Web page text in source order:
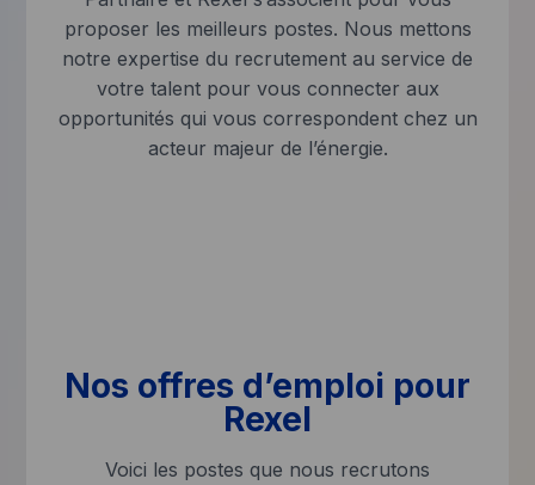
proposer les meilleurs postes. Nous mettons
notre expertise du recrutement au service de
votre talent pour vous connecter aux
opportunités qui vous correspondent chez un
acteur majeur de l’énergie.
Nos offres d’emploi pour
Rexel
Voici les postes que nous recrutons